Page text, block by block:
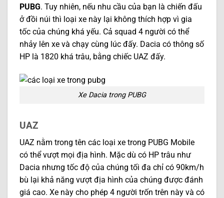
PUBG. Tuy nhiên, nếu nhu cầu của bạn là chiến đấu
ở đồi núi thì loại xe này lại không thích hợp vì gia
tốc của chúng khá yếu. Cả squad 4 người có thể
nhảy lên xe và chạy cùng lúc đấy. Dacia có thông số
HP là 1820 khá trâu, bằng chiếc UAZ đấy.
Xe Dacia trong PUBG
UAZ
UAZ nằm trong tên các loại xe trong PUBG Mobile
có thể vượt mọi địa hình. Mặc dù có HP trâu như
Dacia nhưng tốc độ của chúng tối đa chỉ có 90km/h
bù lại khả năng vượt địa hình của chúng được đánh
giá cao. Xe này cho phép 4 người trốn trên này và có